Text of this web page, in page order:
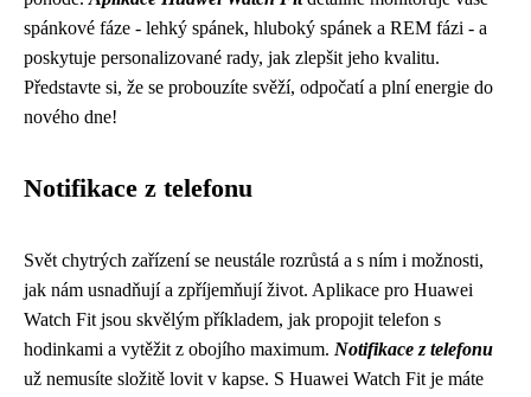
spánkové fáze - lehký spánek, hluboký spánek a REM fázi - a
poskytuje personalizované rady, jak zlepšit jeho kvalitu.
Představte si, že se probouzíte svěží, odpočatí a plní energie do
nového dne!
Notifikace z telefonu
Svět chytrých zařízení se neustále rozrůstá a s ním i možnosti,
jak nám usnadňují a zpříjemňují život. Aplikace pro Huawei
Watch Fit jsou skvělým příkladem, jak propojit telefon s
hodinkami a vytěžit z obojího maximum. Notifikace z telefonu
už nemusíte složitě lovit v kapse. S Huawei Watch Fit je máte